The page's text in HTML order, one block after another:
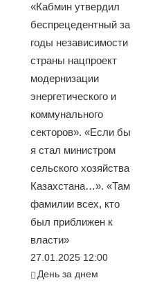
«Кабмин утвердил
беспрецедентный за
годы независимости
страны нацпроект
модернизации
энергетического и
коммунального
секторов». «Если бы
я стал министром
сельского хозяйства
Казахстана…». «Там
фамилии всех, кто
был приближен к
власти»
27.01.2025 12:00
День за днем